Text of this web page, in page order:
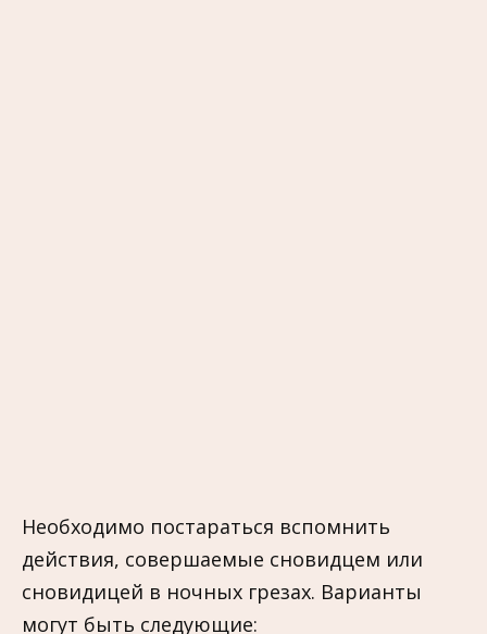
Необходимо постараться вспомнить
действия, совершаемые сновидцем или
сновидицей в ночных грезах. Варианты
могут быть следующие: